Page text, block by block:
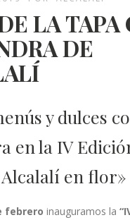
LA TAPA
DE
y dulces
en la IV
en flor»
febrero inauguramos la